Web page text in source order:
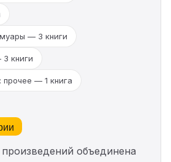
— 3 книги
книги
прочее — 1 книга
объединена